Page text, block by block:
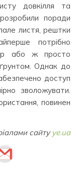
довкілля та
поради
листя, рештки
потрібно
або ж просто
Однак до
доступ
зволожувати.
повинен
сайту ye.ua